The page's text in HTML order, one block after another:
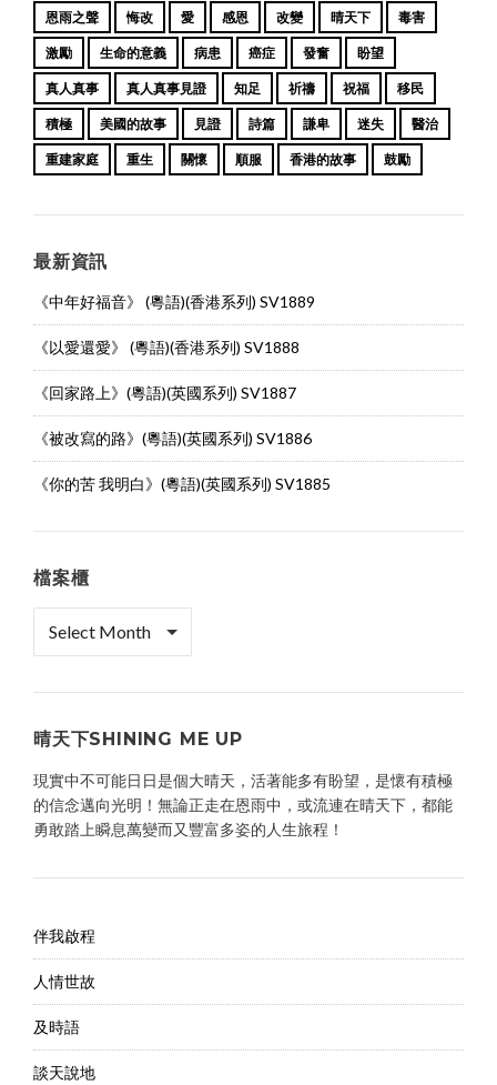
恩雨之聲 悔改 愛 感恩 改變 晴天下 毒害
激勵 生命的意義 病患 癌症 發奮 盼望
真人真事 真人真事見證 知足 祈禱 祝福 移民
積極 美國的故事 見證 詩篇 謙卑 迷失 醫治
重建家庭 重生 關懷 順服 香港的故事 鼓勵
最新資訊
《中年好福音》 (粵語)(香港系列) SV1889
《以愛還愛》 (粵語)(香港系列) SV1888
《回家路上》(粵語)(英國系列) SV1887
《被改寫的路》(粵語)(英國系列) SV1886
《你的苦 我明白》(粵語)(英國系列) SV1885
檔案櫃
晴天下SHINING ME UP
現實中不可能日日是個大晴天，活著能多有盼望，是懷有積極
的信念邁向光明！無論正走在恩雨中，或流連在晴天下，都能
勇敢踏上瞬息萬變而又豐富多姿的人生旅程！
伴我啟程
人情世故
及時語
談天說地